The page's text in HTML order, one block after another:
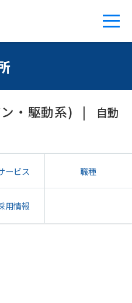
・駆動系)
自動
ービス 職種
用情報